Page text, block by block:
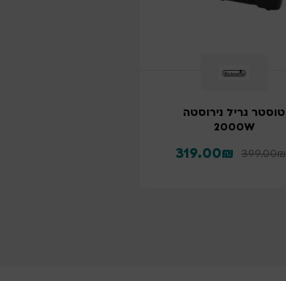
טוסטר גריל נירוסטה
2000W
₪
319.00 ₪
399.00